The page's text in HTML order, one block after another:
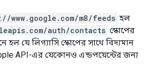
www.google.com/m8/feeds হল
auth/contacts স্কোপের
যে লিগ্যাসি স্কোপের সাথে বিদ্যমান
API-এর যেকোনও এন্ডপয়েন্টের জন্য